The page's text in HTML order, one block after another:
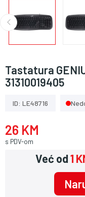
Tastatura
31310019405
ID: LE48716
26 KM
s PDV-om
Već od1